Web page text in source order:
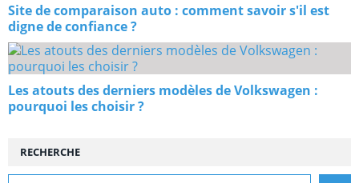
Site de comparaison auto : comment savoir s'il est
digne de confiance ?
Les atouts des derniers modèles de Volkswagen :
pourquoi les choisir ?
RECHERCHE